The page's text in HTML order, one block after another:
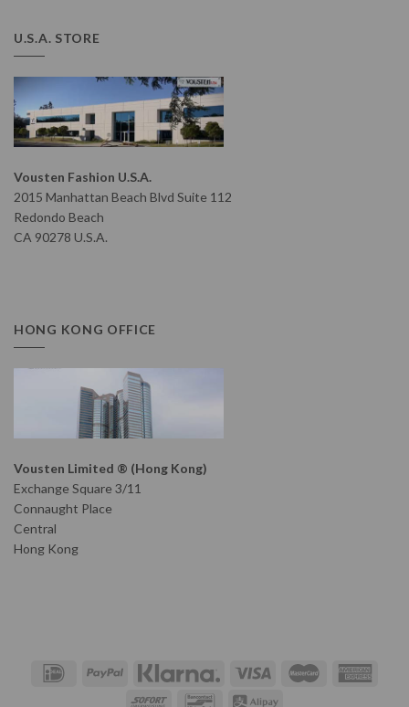
U.S.A. STORE
Vousten Fashion U.S.A.
2015 Manhattan Beach Blvd Suite 112
Redondo Beach
CA 90278 U.S.A.
HONG KONG OFFICE
Vousten Limited ® (Hong Kong)
Exchange Square 3/11
Connaught Place
Central
Hong Kong